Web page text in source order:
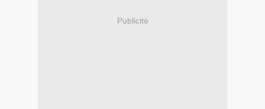
Publicité